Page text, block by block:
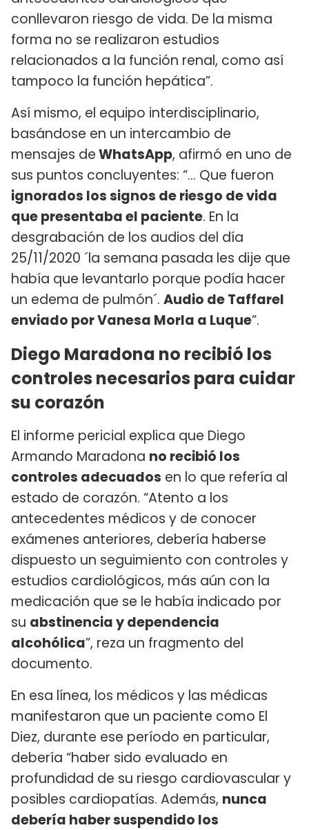
conllevaron riesgo de vida. De la misma
forma no se realizaron estudios
relacionados a la función renal, como así
tampoco la función hepática”.
Así mismo, el equipo interdisciplinario,
basándose en un intercambio de
mensajes deWhatsApp, afirmó en uno de
sus puntos concluyentes: “… Que fueron
ignorados los signos de riesgo de vida
que presentaba el paciente. En la
desgrabación de los audios del día
25/11/2020 ´la semana pasada les dije que
había que levantarlo porque podía hacer
un edema de pulmón´. Audio de Taffarel
enviado por Vanesa Morla a Luque”.
Diego Maradona no recibió los
controles necesarios para cuidar
su corazón
El informe pericial explica que Diego
Armando Maradona no recibió los
controles adecuados en lo que refería al
estado de corazón. “Atento a los
antecedentes médicos y de conocer
exámenes anteriores, debería haberse
dispuesto un seguimiento con controles y
estudios cardiológicos, más aún con la
medicación que se le había indicado por
su abstinencia y dependencia
alcohólica”, reza un fragmento del
documento.
En esa línea, los médicos y las médicas
manifestaron que un paciente como El
Diez, durante ese período en particular,
debería “haber sido evaluado en
profundidad de su riesgo cardiovascular y
posibles cardiopatías. Además, nunca
debería haber suspendido los